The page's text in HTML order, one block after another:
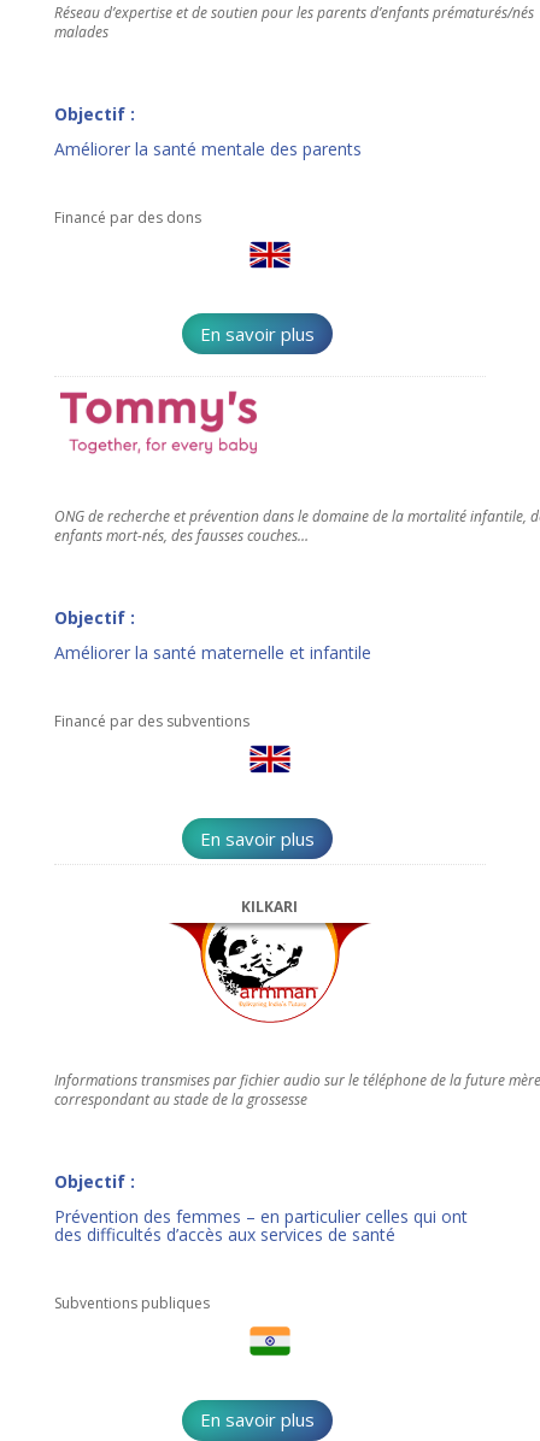
Réseau d’expertise et de soutien pour les parents d’enfants prématurés/nés
malades
Objectif :
Améliorer la santé mentale des parents
Financé par des dons
En savoir plus
ONG de recherche et prévention dans le domaine de la mortalité infantile,
enfants mort-nés, des fausses couches…
Objectif :
Améliorer la santé maternelle et infantile
Financé par des subventions
En savoir plus
KILKARI
Informations transmises par fichier audio sur le téléphone de la future mère
correspondant au stade de la grossesse
Objectif :
Prévention des femmes – en particulier celles qui ont
des difficultés d’accès aux services de santé
Subventions publiques
En savoir plus